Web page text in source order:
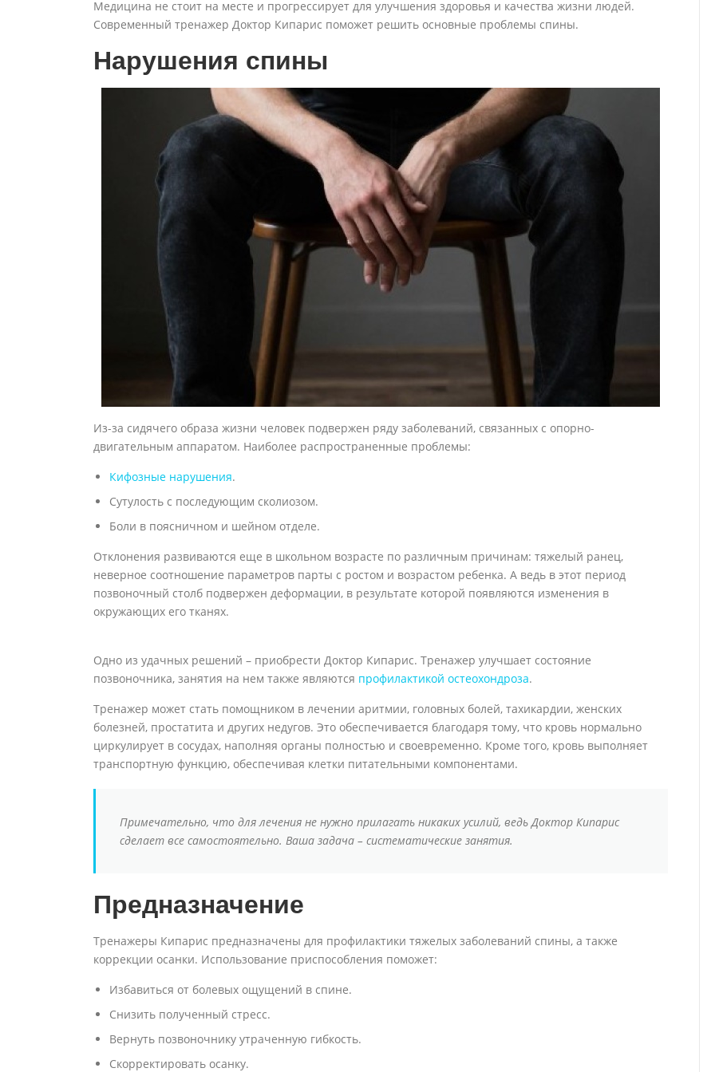
Медицина не стоит на месте и прогрессирует для улучшения здоровья и качества жизни людей.
Современный тренажер Доктор Кипарис поможет решить основные проблемы спины.
Нарушения спины
Из-за сидячего образа жизни человек подвержен ряду заболеваний, связанных с опорно-
двигательным аппаратом. Наиболее распространенные проблемы:
Кифозные нарушения.
Сутулость с последующим сколиозом.
Боли в поясничном и шейном отделе.
Отклонения развиваются еще в школьном возрасте по различным причинам: тяжелый ранец,
неверное соотношение параметров парты с ростом и возрастом ребенка. А ведь в этот период
позвоночный столб подвержен деформации, в результате которой появляются изменения в
окружающих его тканях.
Одно из удачных решений – приобрести Доктор Кипарис. Тренажер улучшает состояние
позвоночника, занятия на нем также являются профилактикой остеохондроза.
Тренажер может стать помощником в лечении аритмии, головных болей, тахикардии, женских
болезней, простатита и других недугов. Это обеспечивается благодаря тому, что кровь нормально
циркулирует в сосудах, наполняя органы полностью и своевременно. Кроме того, кровь выполняет
транспортную функцию, обеспечивая клетки питательными компонентами.
Примечательно, что для лечения не нужно прилагать никаких усилий, ведь Доктор Кипарис
сделает все самостоятельно. Ваша задача – систематические занятия.
Предназначение
Тренажеры Кипарис предназначены для профилактики тяжелых заболеваний спины, а также
коррекции осанки. Использование приспособления поможет:
Избавиться от болевых ощущений в спине.
Снизить полученный стресс.
Вернуть позвоночнику утраченную гибкость.
Скорректировать осанку.